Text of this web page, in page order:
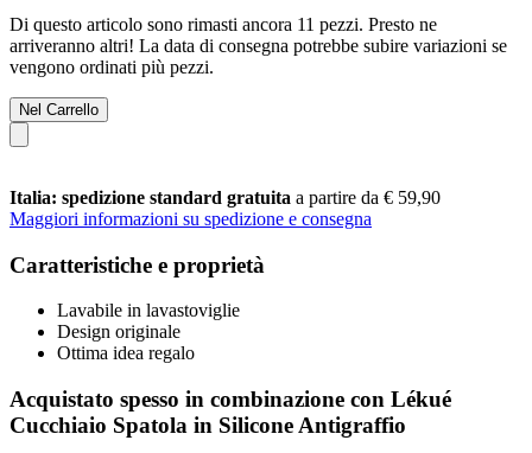
Di questo articolo sono rimasti ancora 11 pezzi. Presto ne
arriveranno altri! La data di consegna potrebbe subire variazioni se
vengono ordinati più pezzi.
Nel Carrello
Italia: spedizione standard gratuita a partire da € 59,90
Maggiori informazioni su spedizione e consegna
Caratteristiche e proprietà
Lavabile in lavastoviglie
Design originale
Ottima idea regalo
Acquistato spesso in combinazione con Lékué
Cucchiaio Spatola in Silicone Antigraffio